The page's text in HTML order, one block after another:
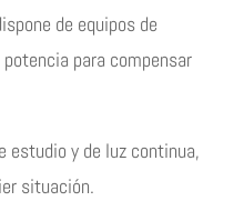
de equipos de
para compensar
estudio y de luz continua,
situación.